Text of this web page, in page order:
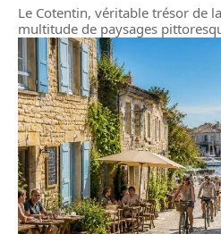
Le Cotentin, véritable trésor de
multitude de paysages